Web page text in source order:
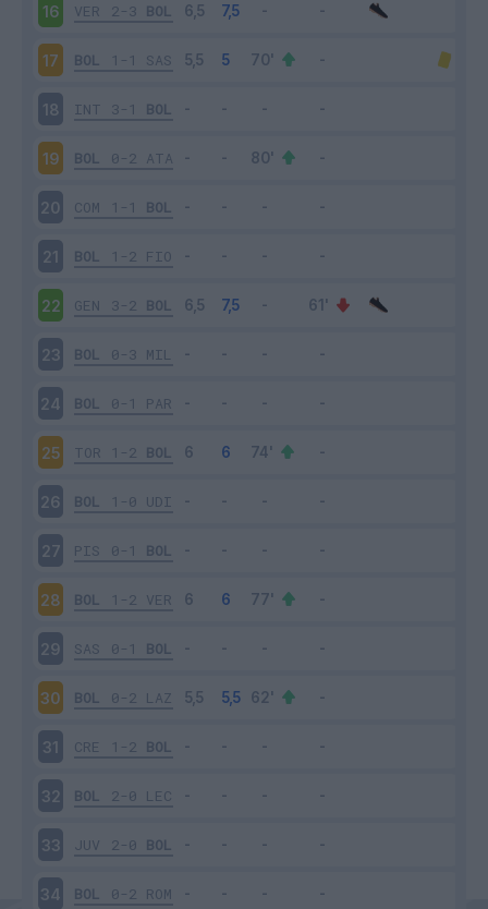
16 VER 2-3 BOL
17 BOL 1-1 SAS
18 INT 3-1 BOL
19 BOL 0-2 ATA
20 COM 1-1 BOL
21 BOL 1-2 FIO
22 GEN 3-2 BOL
23 BOL 0-3 MIL
24 BOL 0-1 PAR
25 TOR 1-2 BOL
26 BOL 1-0 UDI
27 PIS 0-1 BOL
28 BOL 1-2 VER
29 SAS 0-1 BOL
30 BOL 0-2 LAZ
31 CRE 1-2 BOL
32 BOL 2-0 LEC
33 JUV 2-0 BOL
34 BOL 0-2 ROM